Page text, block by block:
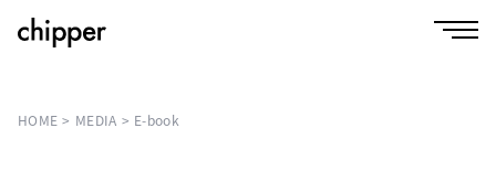
HOME MEDIA E-book